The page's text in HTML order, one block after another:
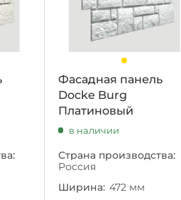
Фасадная панель
Docke Burg
Платиновый
в наличии
Страна производства:
Россия
Ширина: 472 мм